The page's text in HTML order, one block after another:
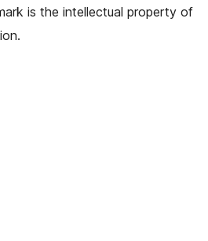
is the intellectual property of